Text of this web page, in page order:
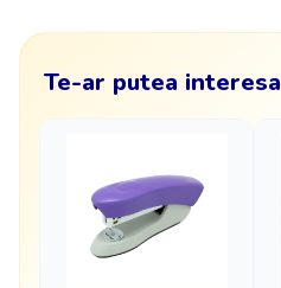
Te-ar putea interesa